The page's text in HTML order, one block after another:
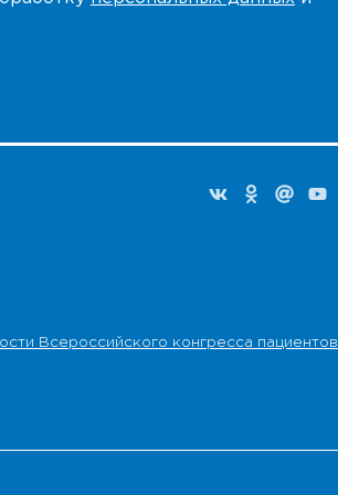
Всероссийского конгресса пациентов